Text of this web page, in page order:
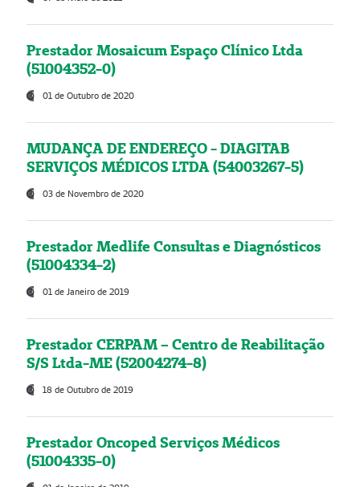
Prestador Mosaicum Espaço Clínico Ltda
(51004352-0)
01 de Outubro de 2020
MUDANÇA DE ENDEREÇO - DIAGITAB
SERVIÇOS MÉDICOS LTDA (54003267-5)
03 de Novembro de 2020
Prestador Medlife Consultas e Diagnósticos
(51004334-2)
01 de Janeiro de 2019
Prestador CERPAM – Centro de Reabilitação
S/S Ltda-ME (52004274-8)
18 de Outubro de 2019
Prestador Oncoped Serviços Médicos
(51004335-0)